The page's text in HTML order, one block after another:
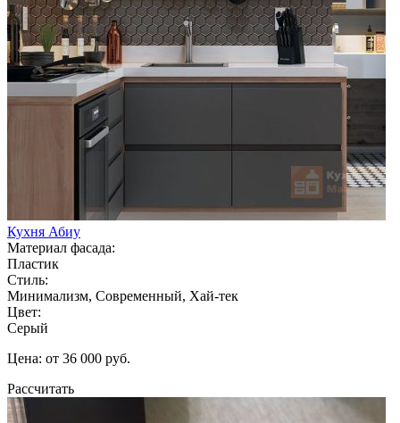
Кухня Абиу
Материал фасада:
Пластик
Стиль:
Минимализм, Современный, Хай-тек
Цвет:
Серый
Цена: от 36 000 руб.
Рассчитать